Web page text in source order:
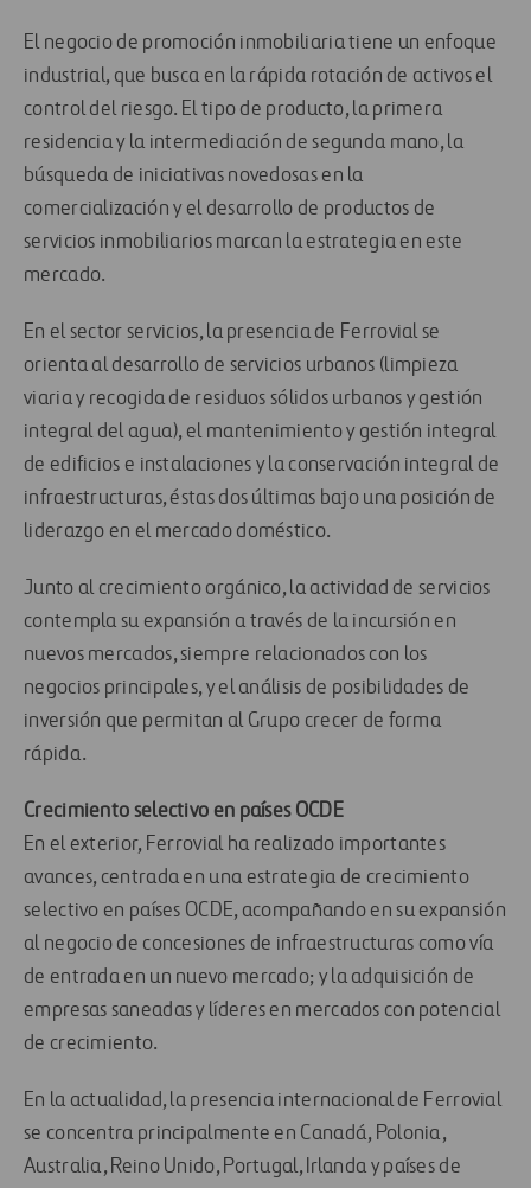
El negocio de promoción inmobiliaria tiene un enfoque
industrial, que busca en la rápida rotación de activos el
control del riesgo. El tipo de producto, la primera
residencia y la intermediación de segunda mano, la
búsqueda de iniciativas novedosas en la
comercialización y el desarrollo de productos de
servicios inmobiliarios marcan la estrategia en este
mercado.
En el sector servicios, la presencia de Ferrovial se
orienta al desarrollo de servicios urbanos (limpieza
viaria y recogida de residuos sólidos urbanos y gestión
integral del agua), el mantenimiento y gestión integral
de edificios e instalaciones y la conservación integral de
infraestructuras, éstas dos últimas bajo una posición de
liderazgo en el mercado doméstico.
Junto al crecimiento orgánico, la actividad de servicios
contempla su expansión a través de la incursión en
nuevos mercados, siempre relacionados con los
negocios principales, y el análisis de posibilidades de
inversión que permitan al Grupo crecer de forma
rápida.
Crecimiento selectivo en países OCDE
En el exterior, Ferrovial ha realizado importantes
avances, centrada en una estrategia de crecimiento
selectivo en países OCDE, acompañando en su expansión
al negocio de concesiones de infraestructuras como vía
de entrada en un nuevo mercado; y la adquisición de
empresas saneadas y líderes en mercados con potencial
de crecimiento.
En la actualidad, la presencia internacional de Ferrovial
se concentra principalmente en Canadá, Polonia,
Australia, Reino Unido, Portugal, Irlanda y países de